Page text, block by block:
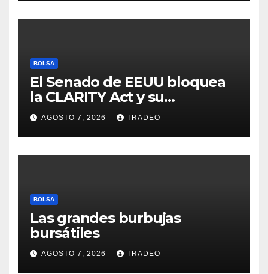
BOLSA
El Senado de EEUU bloquea
la CLARITY Act y su
aprobación en 2026 peligra
AGOSTO 7, 2026 TRADEO
BOLSA
Las grandes burbujas
bursátiles
AGOSTO 7, 2026 TRADEO